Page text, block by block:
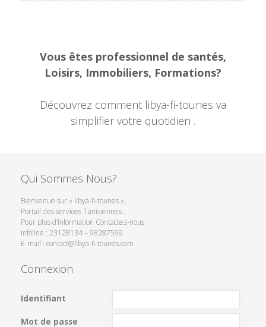
Vous êtes professionnel de santés,
Loisirs, Immobiliers, Formations?
Découvrez comment libya-fi-tounes va
simplifier votre quotidien .
Qui Sommes Nous?
Bienvenue sur « libya-fi-tounes »,
Portail des services Tunisiennes .
Pour plus d’Information Contactez-nous :
Infoline : 23128134 – 98287599
E-mail : contact@libya-fi-tounes.com
Connexion
Identifiant
Mot de passe